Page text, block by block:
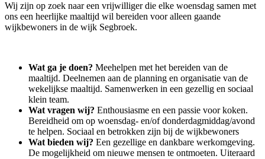
Wij zijn op zoek naar een vrijwilliger die elke woensdag samen met
ons een heerlijke maaltijd wil bereiden voor alleen gaande
wijkbewoners in de wijk Segbroek.
Wat ga je doen? Meehelpen met het bereiden van de
maaltijd. Deelnemen aan de planning en organisatie van de
wekelijkse maaltijd. Samenwerken in een gezellig en sociaal
klein team.
Wat vragen wij? Enthousiasme en een passie voor koken.
Bereidheid om op woensdag- en/of donderdagmiddag/avond
te helpen. Sociaal en betrokken zijn bij de wijkbewoners
Wat bieden wij? Een gezellige en dankbare werkomgeving.
De mogelijkheid om nieuwe mensen te ontmoeten. Uiteraard